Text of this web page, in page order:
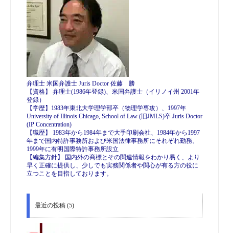
弁理士 米国弁護士 Juris Doctor 佐藤 勝
【資格】 弁理士(1986年登録)、米国弁護士（イリノイ州 2001年
登録）
【学歴】1983年東北大学理学部卒（物理学専攻）、1997年
University of Illinois Chicago, School of Law (旧JMLS)卒 Juris Doctor
(IP Concentration)
【職歴】 1983年から1984年まで大手印刷会社、1984年から1997
年まで国内特許事務所および米国法律事務所にそれぞれ勤務。
1999年に有明国際特許事務所設立
【編集方針】 国内外の商標とその関連情報をわかり易く、より
早く正確に提供し、少しでも実務関係者や関心が有る方の役に
立つことを目指しております。
最近の投稿 (5)